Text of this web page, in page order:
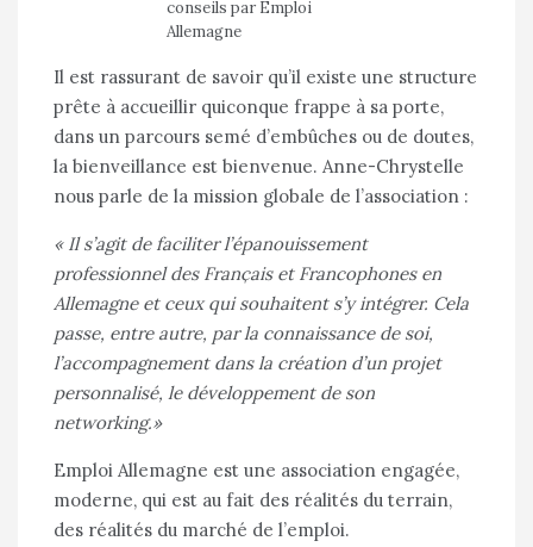
conseils par Emploi
Allemagne
Il est rassurant de savoir qu’il existe une structure
prête à accueillir quiconque frappe à sa porte,
dans un parcours semé d’embûches ou de doutes,
la bienveillance est bienvenue. Anne-Chrystelle
nous parle de la mission globale de l’association :
« Il s’agit de faciliter l’épanouissement
professionnel des Franҫais et Francophones en
Allemagne et ceux qui souhaitent s’y intégrer. Cela
passe, entre autre, par la connaissance de soi,
l’accompagnement dans la création d’un projet
personnalisé, le développement de son
networking.»
Emploi Allemagne est une association engagée,
moderne, qui est au fait des réalités du terrain,
des réalités du marché de l’emploi.